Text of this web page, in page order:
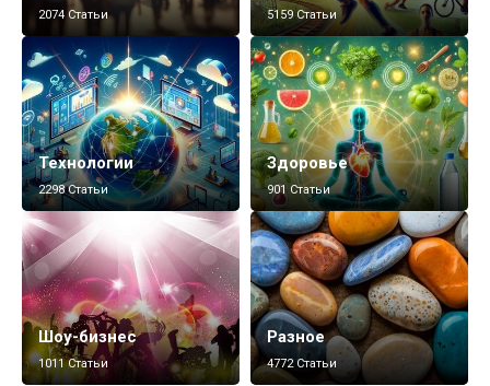
2074 Статьи 5159 Статьи
Технологии
2298 Статьи
Здоровье
901 Статьи
Шоу-бизнес
1011 Статьи
Разное
4772 Статьи